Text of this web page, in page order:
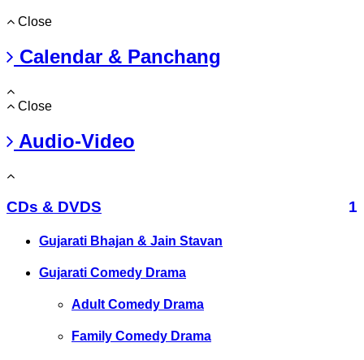
Close
Calendar & Panchang
Close
Audio-Video
CDs & DVDS 1
Gujarati Bhajan & Jain Stavan
Gujarati Comedy Drama
Adult Comedy Drama
Family Comedy Drama